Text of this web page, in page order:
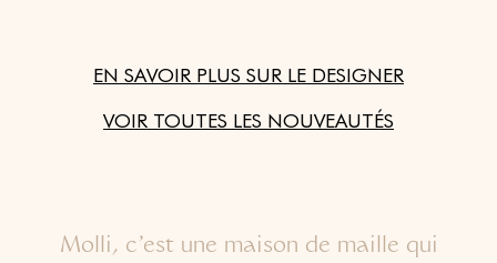
EN SAVOIR PLUS SUR LE DESIGNER
VOIR TOUTES LES NOUVEAUTÉS
Molli, c'est une maison de maille qui